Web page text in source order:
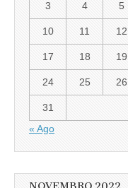
3 4 5
10 11 12
17 18 19
24 25 26
31
« Ago